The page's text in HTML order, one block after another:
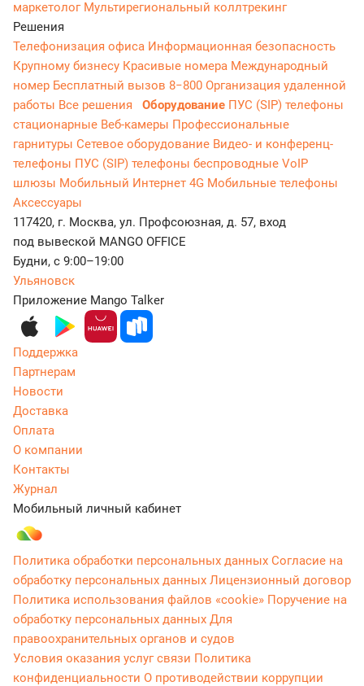
маркетолог Мультирегиональный коллтрекинг
Решения
Телефонизация офиса Информационная безопасность
Крупному бизнесу Красивые номера Международный
номер Бесплатный вызов 8−800 Организация удаленной
работы Все решения Оборудование ПУС (SIP) телефоны
стационарные Веб-камеры Профессиональные
гарнитуры Сетевое оборудование Видео- и конференц-
телефоны ПУС (SIP) телефоны беспроводные VoIP
шлюзы Мобильный Интернет 4G Мобильные телефоны
Аксессуары
117420, г. Москва, ул. Профсоюзная, д. 57, вход
под вывеской MANGO OFFICE
Будни, с 9:00–19:00
Ульяновск
Приложение Mango Talker
Поддержка
Партнерам
Новости
Доставка
Оплата
О компании
Контакты
Журнал
Мобильный личный кабинет
Политика обработки персональных данных Согласие на
обработку персональных данных Лицензионный договор
Политика использования файлов «cookie» Поручение на
обработку персональных данных Для
правоохранительных органов и судов
Условия оказания услуг связи Политика
конфиденциальности О противодействии коррупции